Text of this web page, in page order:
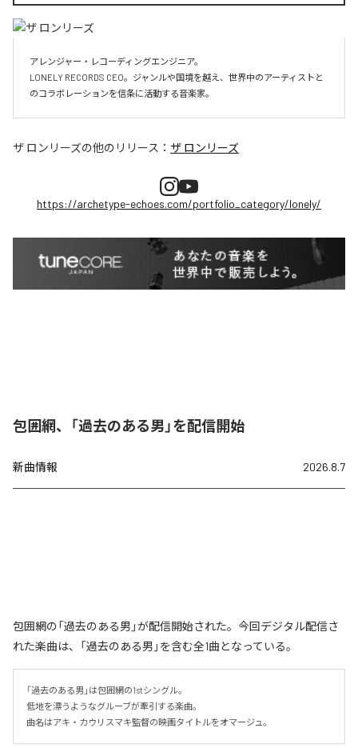
アレンジャー・レコーディングエンジニア。
LONELY RECORDS CEO。ジャンルや国境を越え、世界中のアーティストと
のコラボレーションを信条に活動する音楽家。
ザ ロンリーズの他のリリース： ザ ロンリーズ
https://archetype-echoes.com/portfolio_category/lonely/
包囲網、「過去のある男」を配信開始
新曲情報 2026.8.7
包囲網の「過去のある男」が配信開始された。今回デジタル配信さ
れた楽曲は、「過去のある男」を含む全1曲となっている。
「過去のある男」は包囲網の1stシングル。
低地を漂うようなグルーブが牽引する楽曲。
曲名はアキ・カウリスマキ監督の映画タイトルをオマージュ。